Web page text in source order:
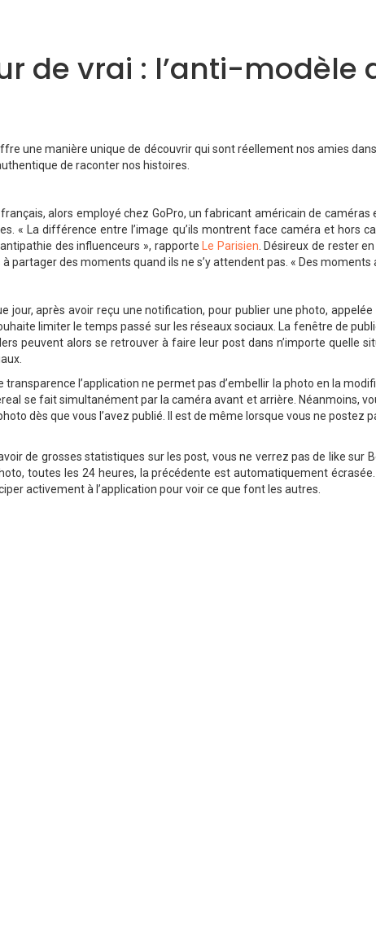
de vrai : l’anti-modèle
une manière unique de découvrir qui sont réellement nos amies
de raconter nos histoires.
alors employé chez GoPro, un fabricant américain de
« La différence entre l’image qu’ils montrent face caméra et hors
des influenceurs », rapporteLe Parisien . Désireux de rester
partager des moments quand ils ne s’y attendent pas. « Des
jour, après avoir reçu une notification, pour publier une photo,
limiter le temps passé sur les réseaux sociaux. La fenêtre de
peuvent alors se retrouver à faire leur post dans n’importe quelle
l’application ne permet pas d’embellir la photo en la
se fait simultanément par la caméra avant et arrière. Néanmoins,
dès que vous l’avez publié. Il est de même lorsque vous ne postez
de grosses statistiques sur les post, vous ne verrez pas de like sur
toutes les 24 heures, la précédente est automatiquement
activement à l’application pour voir ce que font les autres.